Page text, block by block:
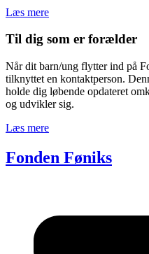
Læs mere
Til dig som er forælder
Når dit barn/ung flytter ind på
tilknyttet en kontaktperson.
holde dig løbende opdateret
og udvikler sig.
Læs mere
Fonden Føniks